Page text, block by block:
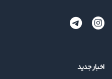
اخبار جدید